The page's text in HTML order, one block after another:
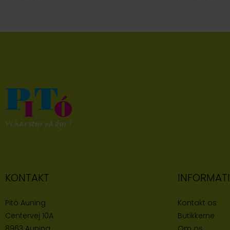
KONTAKT
Pitó Auning
Centervej 10A
Kontakt os
Butikkerne